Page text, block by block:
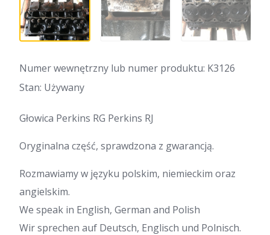
Numer wewnętrzny lub numer produktu: K3126
Stan: Używany
Głowica Perkins RG Perkins RJ
Oryginalna część, sprawdzona z gwarancją.
Rozmawiamy w języku polskim, niemieckim oraz
angielskim.
We speak in English, German and Polish
Wir sprechen auf Deutsch, Englisch und Polnisch.